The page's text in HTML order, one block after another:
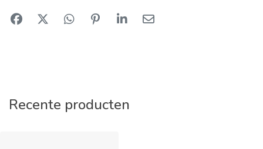
Recente producten